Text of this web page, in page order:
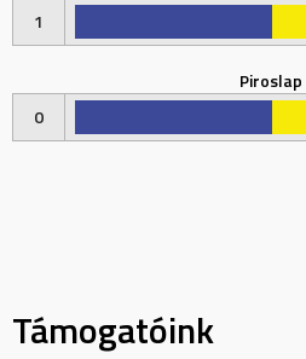
1
Piroslap
0
Támogatóink